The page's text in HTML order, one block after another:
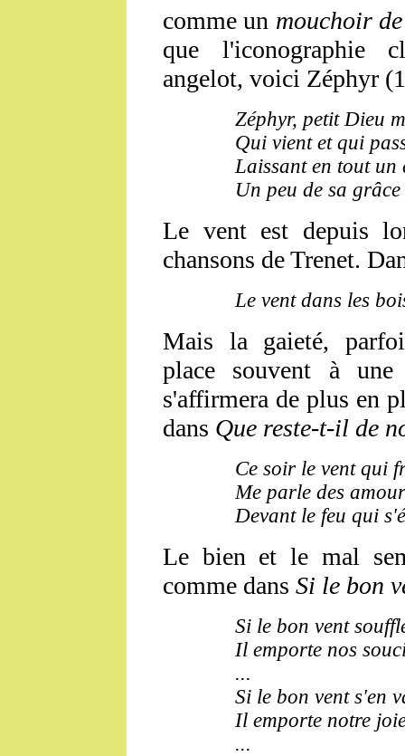
comme un mouchoir
que l'iconographie
angelot, voici Zéphyr
Zéphyr, petit Dieu
Qui vient et qui
Laissant en tout un
Un peu de sa grâce
Le vent est depuis
chansons de Trenet.
Le vent dans les
Mais la gaieté,
place souvent à une
s'affirmera de plus en
dans Que reste-t-il de
Ce soir le vent qui
Me parle des
Devant le feu qui
Le bien et le mal
comme dans Si le bon
Si le bon vent
Il emporte nos
...
Si le bon vent s'en
Il emporte notre
...